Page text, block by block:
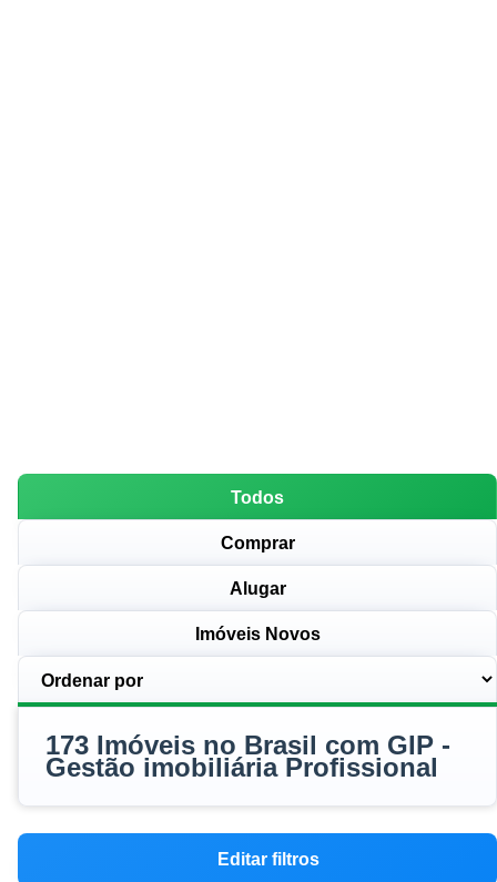
Todos
Comprar
Alugar
Imóveis Novos
173 Imóveis no Brasil com GIP -
Gestão imobiliária Profissional
Editar filtros